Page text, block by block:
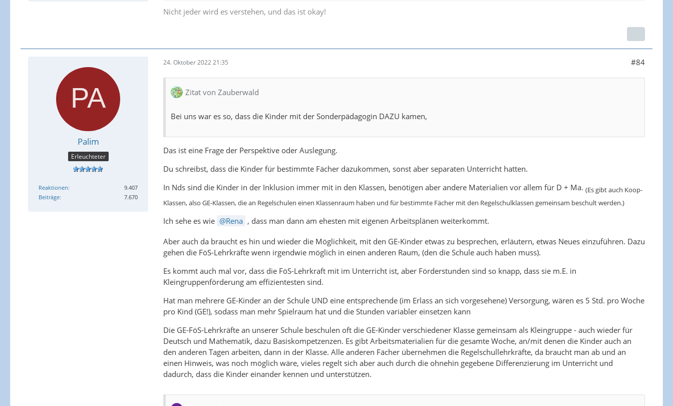
Nicht jeder wird es verstehen, und das ist okay!
Palim
Erleuchteter
Reaktionen
9.407
Beiträge
7.670
24. Oktober 2022 21:35 #84
Zitat von Zauberwald
Bei uns war es so, dass die Kinder mit der Sonderpädagogin DAZU kamen,
Das ist eine Frage der Perspektive oder Auslegung.
Du schreibst, dass die Kinder für bestimmte Fächer dazukommen, sonst aber separaten Unterricht hatten.
In Nds sind die Kinder in der Inklusion immer mit in den Klassen, benötigen aber andere Materialien vor allem für D + Ma. (Es gibt auch Koop-
Klassen, also GE-Klassen, die an Regelschulen einen Klassenraum haben und für bestimmte Fächer mit den Regelschulklassen gemeinsam beschult werden.)
Ich sehe es wie Rena , dass man dann am ehesten mit eigenen Arbeitsplänen weiterkommt.
Aber auch da braucht es hin und wieder die Möglichkeit, mit den GE-Kinder etwas zu besprechen, erläutern, etwas Neues einzuführen. Dazu
gehen die FöS-Lehrkräfte wenn irgendwie möglich in einen anderen Raum, (den die Schule auch haben muss).
Es kommt auch mal vor, dass die FöS-Lehrkraft mit im Unterricht ist, aber Förderstunden sind so knapp, dass sie m.E. in
Kleingruppenförderung am effizientesten sind.
Hat man mehrere GE-Kinder an der Schule UND eine entsprechende (im Erlass an sich vorgesehene) Versorgung, wären es 5 Std. pro Woche
pro Kind (GE!), sodass man mehr Spielraum hat und die Stunden variabler einsetzen kann
Die GE-FöS-Lehrkräfte an unserer Schule beschulen oft die GE-Kinder verschiedener Klasse gemeinsam als Kleingruppe - auch wieder für
Deutsch und Mathematik, dazu Basiskompetzenzen. Es gibt Arbeitsmaterialien für die gesamte Woche, an/mit denen die Kinder auch an
den anderen Tagen arbeiten, dann in der Klasse. Alle anderen Fächer übernehmen die Regelschullehrkräfte, da braucht man ab und an
einen Hinweis, was noch möglich wäre, vieles regelt sich aber auch durch die ohnehin gegebene Differenzierung im Unterricht und
dadurch, dass die Kinder einander kennen und unterstützen.